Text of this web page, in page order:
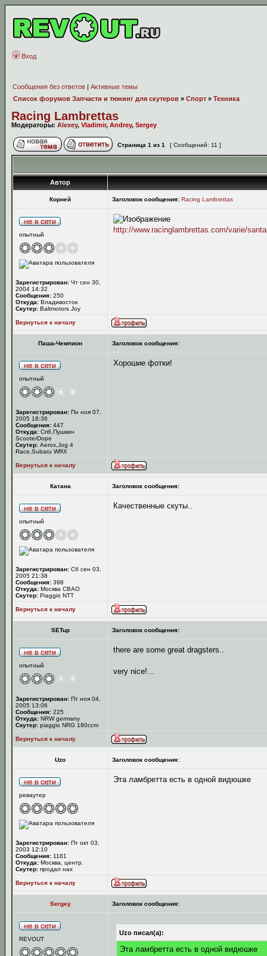
Вход
Сообщения без ответов | Активные темы
Список форумов Запчасти и тюнинг для скутеров » Спорт » Техника
Racing Lambrettas
Модераторы: Alexey, Vladimir, Andrey, Sergey
Страница 1 из 1 [ Сообщений: 11 ]
Автор
Корней Заголовок сообщения: Racing Lambrettas
опытный
Зарегистрирован: Чт сен 30,
2004 14:32
Сообщения: 250
Откуда: Владивосток
Скутер: Baltmotors Joy
http://www.racinglambrettas.com/varie/
Вернуться к началу
Паша-Чемпион Заголовок сообщения:
опытный
Зарегистрирован: Пн ноя 07,
2005 18:36
Сообщения: 447
Откуда: Спб,Пушкин
ScooterDope
Скутер: Aerox,Jog 4
Racе,Subaru WRX
Хорошие фотки!
Вернуться к началу
Катана Заголовок сообщения:
опытный
Зарегистрирован: Сб сен 03,
2005 21:38
Сообщения: 398
Откуда: Москва СВАО
Скутер: Piaggio NTT
Качественные скуты..
Вернуться к началу
SETup Заголовок сообщения:
опытный
Зарегистрирован: Пт ноя 04,
2005 13:06
Сообщения: 225
Откуда: NRW germany
Скутер: piaggio NRG 180ccm
there are some great dragsters..
very nice!...
Вернуться к началу
Uzo Заголовок сообщения:
реваутер
Зарегистрирован: Пт окт 03,
2003 12:10
Сообщения: 1181
Откуда: Москва, центр.
Скутер: продал нах
Эта ламбретта есть в одной видюшке
Вернуться к началу
Sergey Заголовок сообщения:
REVOUT
Uzo писал(а):
Эта ламбретта есть в одной видюшке